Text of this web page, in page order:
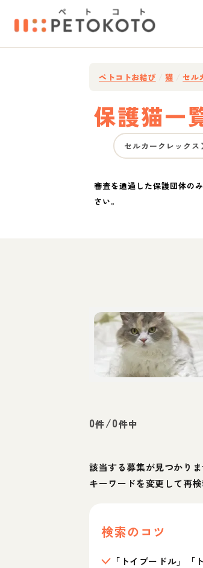
ペトコトお結び 猫 セル
保護猫一
セルカークレックス
審査を通過した保護団体の
さい。
0件/0件中
該当する募集が見つかりま
キーワードを変更して再検
検索のコツ
「トイプードル」「